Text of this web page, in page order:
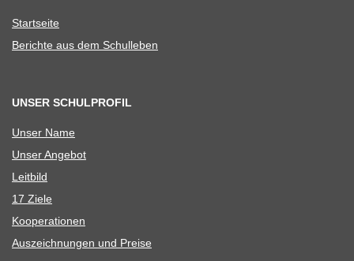
Start­seite
Berichte aus dem Schulleben
UNSER SCHULPROFIL
Unser Name
Unser Ange­bot
Leit­bild
17 Ziele
Koope­ra­tio­nen
Aus­zeich­nun­gen und Preise